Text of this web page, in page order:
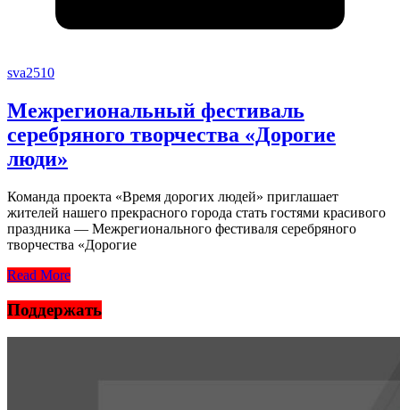
sva2510
Межрегиональный фестиваль
серебряного творчества «Дорогие
люди»
Команда проекта «Время дорогих людей» приглашает
жителей нашего прекрасного города стать гостями красивого
праздника — Межрегионального фестиваля серебряного
творчества «Дорогие
Read More
Поддержать